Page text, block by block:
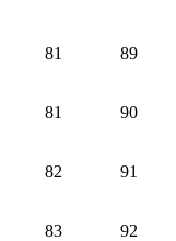
81 89
81 90
82 91
83 92